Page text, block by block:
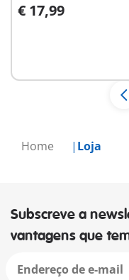
Home Loja
€ 17,99
Ao carrinho
Subscreve a
vantagens que